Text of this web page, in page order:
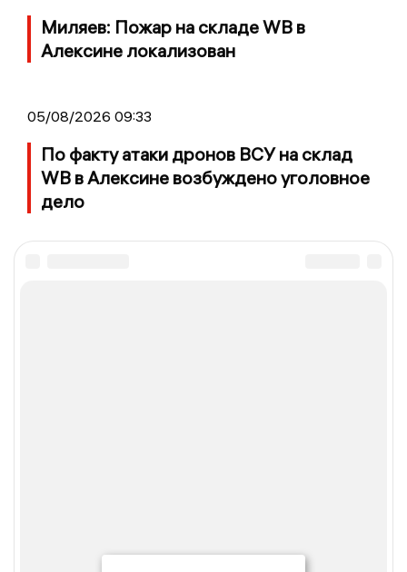
Миляев: Пожар на складе WB в
Алексине локализован
05/08/2026 09:33
По факту атаки дронов ВСУ на склад
WB в Алексине возбуждено уголовное
дело